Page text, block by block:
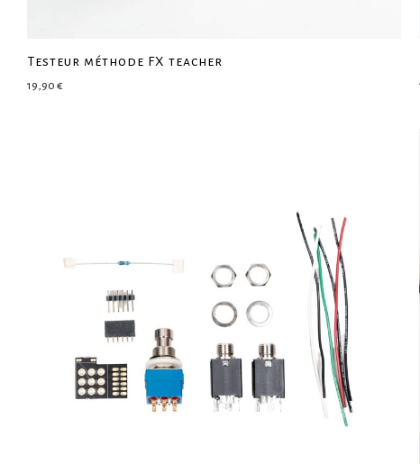
Testeur méthode FX teacher
19,90 €